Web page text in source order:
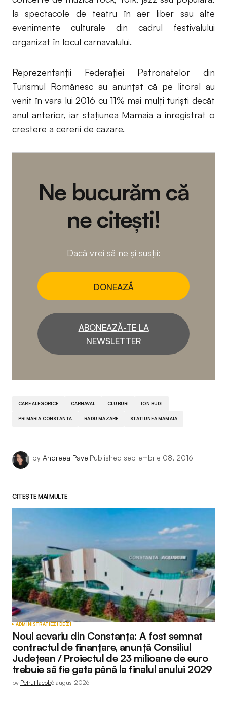
la spectacole de teatru în aer liber sau alte
evenimente culturale din cadrul festivalului
organizat în locul carnavalului.
Reprezentanții Federației Patronatelor din
Turismul Românesc au anunțat că pe litoral au
venit în vara lui 2016 cu 11% mai mulți turiști decât
anul anterior, iar stațiunea Mamaia a înregistrat o
creștere a cererii de cazare.
Ne bucurăm că
ne citești!
Dacă vrei să ne și susții:
DONEAZĂ
ABONEAZĂ-TE LA
NEWSLETTER
CARE ALEGORICE CARNAVAL CLUBURI ION BUDI
PRIMARIA CONSTANTA RADU MAZARE STATIUNEA MAMAIA
by Andreea PavelPublished septembrie 08, 2016
CITEȘTE MAI MULTE
ADMINISTRAȚIEZI DE ZI
Noul acvariu din Constanța: A fost semnat
contractul de finanțare, anunță Consiliul
Județean / Proiectul de 23 milioane de euro
trebuie să fie gata până la finalul anului 2029
by Petruț Iacob6 august 2026